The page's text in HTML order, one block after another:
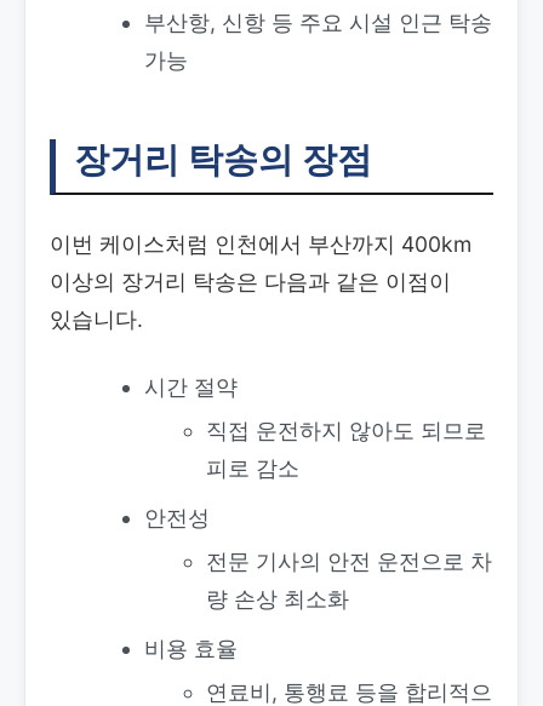
부산항, 신항 등 주요 시설 인근 탁송
가능
장거리 탁송의 장점
이번 케이스처럼 인천에서 부산까지 400km
이상의 장거리 탁송은 다음과 같은 이점이
있습니다.
시간 절약
직접 운전하지 않아도 되므로
피로 감소
안전성
전문 기사의 안전 운전으로 차
량 손상 최소화
비용 효율
연료비, 통행료 등을 합리적으